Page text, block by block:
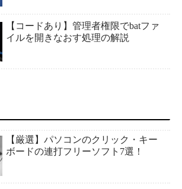
【コードあり】管理者権限でbatファ
イルを開きなおす処理の解説
【厳選】パソコンのクリック・キー
ボードの連打フリーソフト7選！